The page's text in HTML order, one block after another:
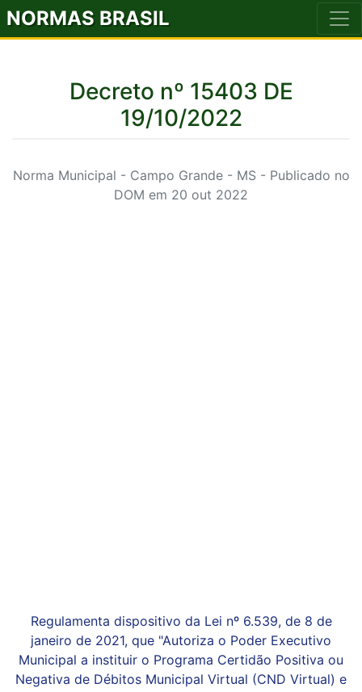
NORMAS BRASIL
Decreto nº 15403 DE
19/10/2022
Norma Municipal - Campo Grande - MS - Publicado no
DOM em 20 out 2022
Regulamenta dispositivo da Lei nº 6.539, de 8 de
janeiro de 2021, que "Autoriza o Poder Executivo
Municipal a instituir o Programa Certidão Positiva ou
Negativa de Débitos Municipal Virtual (CND Virtual) e